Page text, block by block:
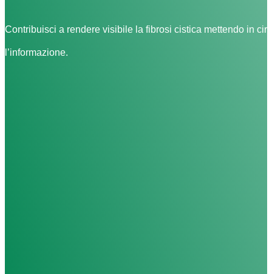
Contribuisci a rendere visibile la fibrosi cistica mettendo in
l’informazione.